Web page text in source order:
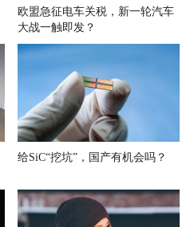
欧盟急征电车关税，新一轮汽车
大战一触即发？
给SiC“挖坑”，国产有机会吗？